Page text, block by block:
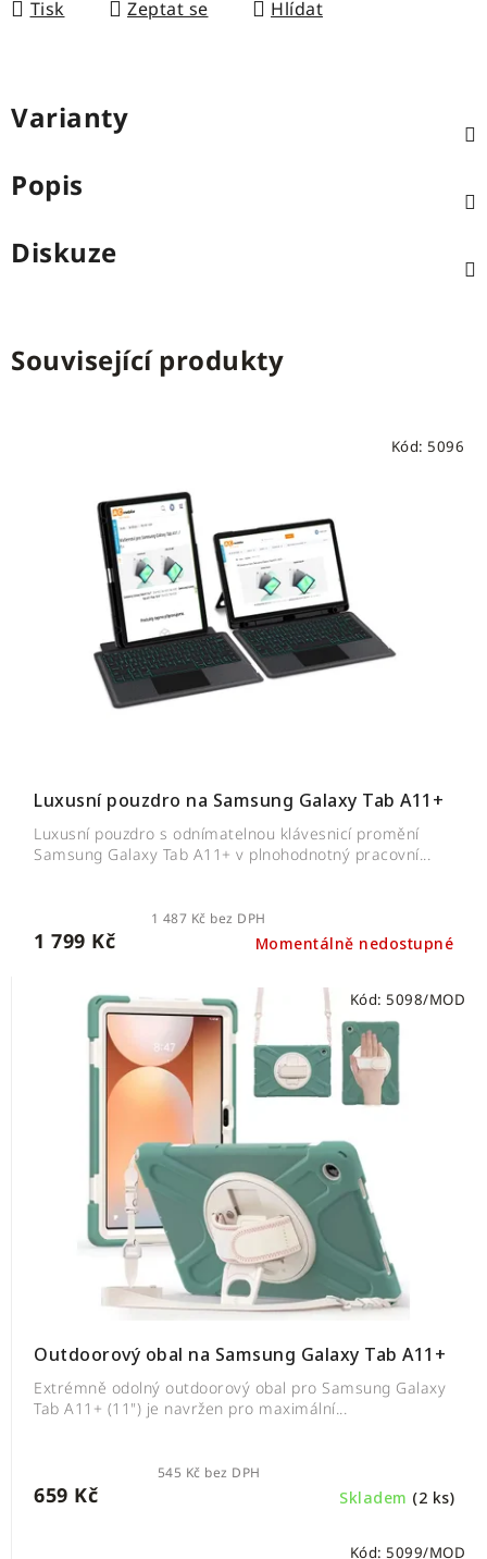
Tisk
Zeptat se Hlídat
Varianty
Popis
Diskuze
Související produkty
Luxusní pouzdro na Samsung Galaxy Tab A11+
Momentálně nedostupné
1 487 Kč bez DPH
1 799 Kč
Luxusní pouzdro s odnímatelnou klávesnicí promění
Samsung Galaxy Tab A11+ v plnohodnotný pracovní...
Kód: 5096
Outdoorový obal na Samsung Galaxy Tab A11+
Skladem (2 ks)
545 Kč bez DPH
659 Kč
Extrémně odolný outdoorový obal pro Samsung Galaxy
Tab A11+ (11") je navržen pro maximální...
Kód: 5098/MOD
Kód: 5099/MOD